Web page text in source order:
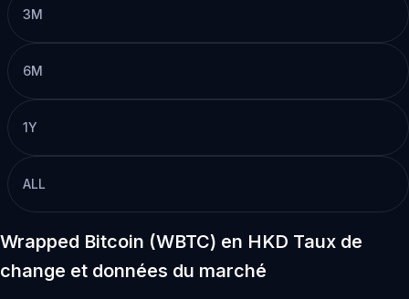
3M
6M
1Y
ALL
Wrapped Bitcoin (WBTC) en HKD Taux de
change et données du marché